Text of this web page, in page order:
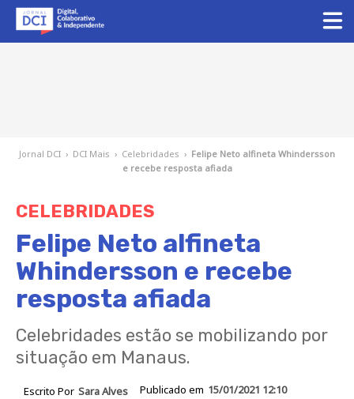
Jornal DCI › DCI Mais › Celebridades › Felipe Neto alfineta Whindersson
e recebe resposta afiada
CELEBRIDADES
Felipe Neto alfineta
Whindersson e recebe
resposta afiada
Celebridades estão se mobilizando por
situação em Manaus.
Escrito Por Sara Alves Publicado em 15/01/2021 12:10